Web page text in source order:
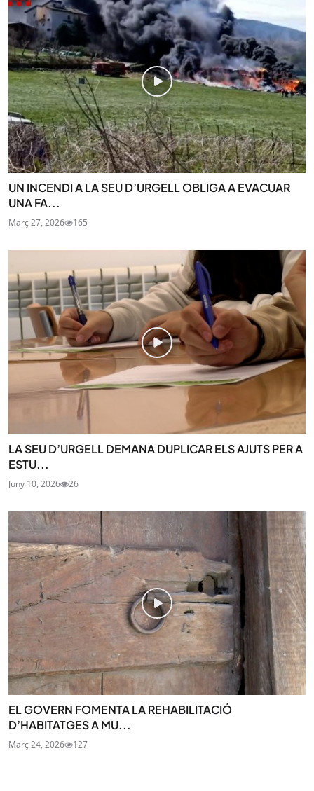
UN INCENDI A LA SEU D’URGELL OBLIGA A EVACUAR
UNA FA...
Març 27, 2026 165
LA SEU D’URGELL DEMANA DUPLICAR ELS AJUTS PER A
ESTU...
Juny 10, 2026 26
EL GOVERN FOMENTA LA REHABILITACIÓ
D’HABITATGES A MU...
Març 24, 2026 127